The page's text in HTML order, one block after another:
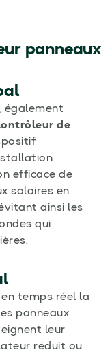
panneaux
, également
de
efficace de
solaires en
ainsi les
qui
temps réel la
panneaux
leur
réduit ou